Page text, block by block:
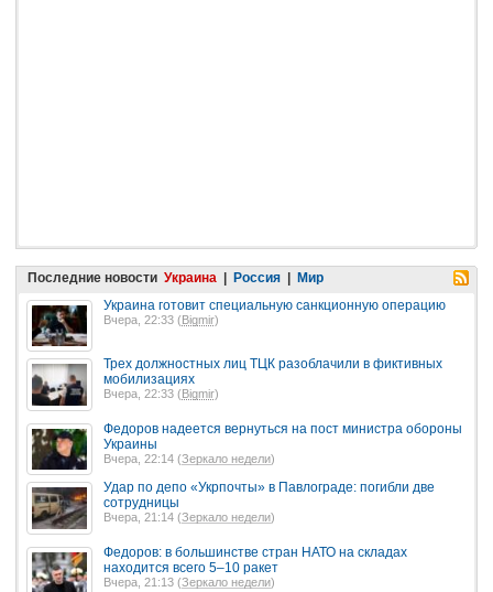
Последние новости Украина | Россия | Мир
Украина готовит специальную санкционную операцию
Вчера, 22:33 (Bigmir)
Трех должностных лиц ТЦК разоблачили в фиктивных
мобилизациях
Вчера, 22:33 ( Bigmir)
Федоров надеется вернуться на пост министра обороны
Украины
Вчера, 22:14 (Зеркало недели)
Удар по депо «Укрпочты» в Павлограде: погибли две
сотрудницы
Вчера, 21:14 (Зеркало недели)
Федоров: в большинстве стран НАТО на складах
находится всего 5–10 ракет
Вчера, 21:13 (Зеркало недели)